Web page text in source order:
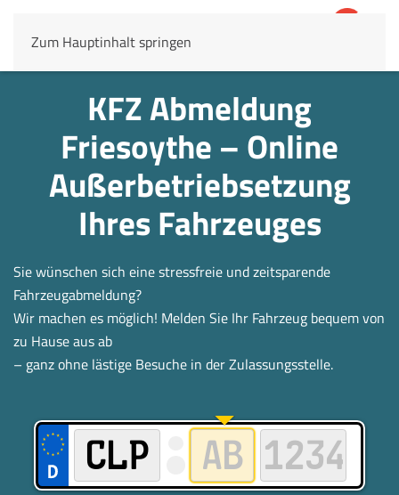
Zum Hauptinhalt springen
KFZ Abmeldung
Friesoythe – Online
Außerbetrieb­setzung
Ihres Fahrzeuges
Sie wünschen sich eine stressfreie und zeitsparende
Fahrzeugabmeldung?
Wir machen es möglich! Melden Sie Ihr Fahrzeug bequem von
zu Hause aus ab
– ganz ohne lästige Besuche in der Zulassungsstelle.